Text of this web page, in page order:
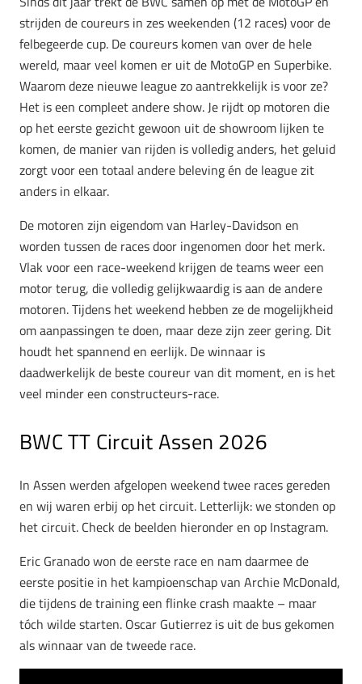
strijden de coureurs in zes weekenden (12 races) voor de
felbegeerde cup. De coureurs komen van over de hele
wereld, maar veel komen er uit de MotoGP en Superbike.
Waarom deze nieuwe league zo aantrekkelijk is voor ze?
Het is een compleet andere show. Je rijdt op motoren die
op het eerste gezicht gewoon uit de showroom lijken te
komen, de manier van rijden is volledig anders, het geluid
zorgt voor een totaal andere beleving én de league zit
anders in elkaar.
De motoren zijn eigendom van Harley-Davidson en
worden tussen de races door ingenomen door het merk.
Vlak voor een race-weekend krijgen de teams weer een
motor terug, die volledig gelijkwaardig is aan de andere
motoren. Tijdens het weekend hebben ze de mogelijkheid
om aanpassingen te doen, maar deze zijn zeer gering. Dit
houdt het spannend en eerlijk. De winnaar is
daadwerkelijk de beste coureur van dit moment, en is het
veel minder een constructeurs-race.
BWC TT Circuit Assen 2026
In Assen werden afgelopen weekend twee races gereden
en wij waren erbij op het circuit. Letterlijk: we stonden op
het circuit. Check de beelden hieronder en op Instagram.
Eric Granado won de eerste race en nam daarmee de
eerste positie in het kampioenschap van Archie McDonald,
die tijdens de training een flinke crash maakte – maar
tóch wilde starten. Oscar Gutierrez is uit de bus gekomen
als winnaar van de tweede race.